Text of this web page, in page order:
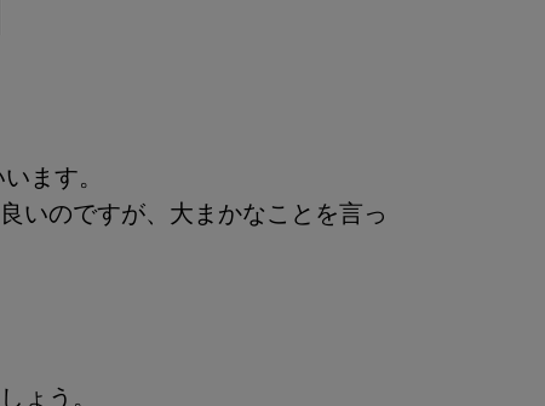
ます。
いのですが、大まかなことを言っ
ょう。